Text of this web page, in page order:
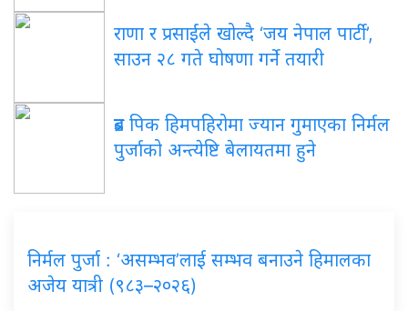
राणा र प्रसाईंले खोल्दै ‘जय नेपाल पार्टी’,
साउन २८ गते घोषणा गर्ने तयारी
ब्रड पिक हिमपहिरोमा ज्यान गुमाएका निर्मल
पुर्जाको अन्त्येष्टि बेलायतमा हुने
निर्मल पुर्जा : ‘असम्भव’लाई सम्भव बनाउने हिमालका
अजेय यात्री (९८३–२०२६)